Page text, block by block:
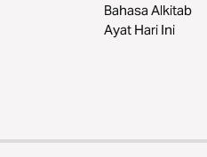
Bahasa Alkitab
Ayat Hari Ini